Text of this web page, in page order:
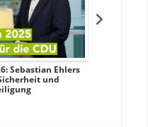
Sebastian Ehlers
und